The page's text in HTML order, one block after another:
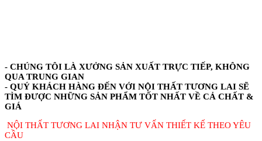
- CHÚNG TÔI LÀ XƯỞNG SẢN XUẤT TRỰC TIẾP, KHÔNG
QUA TRUNG GIAN
- QUÝ KHÁCH HÀNG ĐẾN VỚI NỘI THẤT TƯƠNG LAI SẼ
TÌM ĐƯỢC NHỮNG SẢN PHẨM TỐT NHẤT VỀ CẢ CHẤT &
GIÁ
NỘI THẤT TƯƠNG LAI NHẬN TƯ VẤN THIẾT KẾ THEO YÊU
CẦU